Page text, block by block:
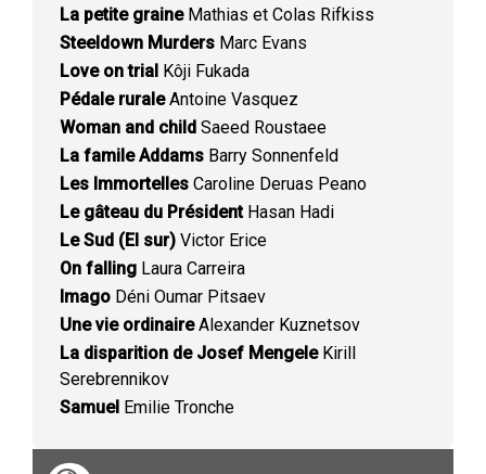
La petite graineMathias et Colas Rifkiss
Steeldown Murders Marc Evans
Love on trial Kôji Fukada
Pédale ruraleAntoine Vasquez
Woman and child Saeed Roustaee
La famile Addams Barry Sonnenfeld
Les Immortelles Caroline Deruas Peano
Le gâteau du PrésidentHasan Hadi
Le Sud (El sur) Victor Erice
On falling Laura Carreira
Imago Déni Oumar Pitsaev
Une vie ordinaireAlexander Kuznetsov
La disparition de Josef MengeleKirill
Serebrennikov
Samuel Emilie Tronche